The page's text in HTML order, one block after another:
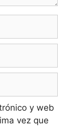
y web
vez que